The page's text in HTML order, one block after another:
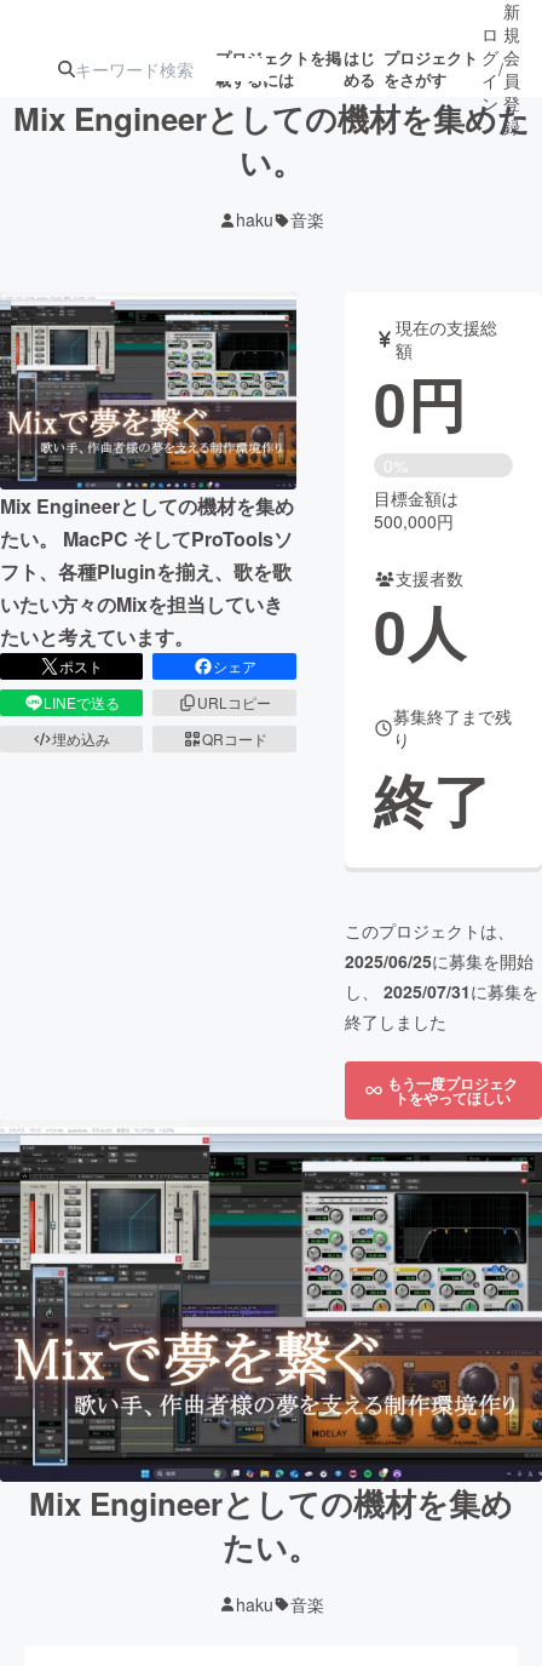
プロジェクトを掲
載するには
はじ
める
プロジェクト
をさがす
ジェクト
募集終了が近いプ
ロジェクト
アート・写真 音楽
テクノロジー・ガジェット ゲーム・サ
映像・映画 書籍・雑誌
ビジネス・起業 チャレンジ
まちづくり・地域活性化
CAMPFIRE for Social Good CAMPFIRE Creation
CAMPFIREふるさと納税
ロ
グ
イ
ン
/
新
規
会
員
登
録
Mix Engineerとしての機材を集めた
い。
haku 音楽
Mix Engineerとしての機材を集め
たい。 MacPC そしてProToolsソ
フト、各種Pluginを揃え、歌を歌
いたい方々のMixを担当していき
たいと考えています。
ポスト
シェア
LINEで送る
URLコピー
埋め込み
QRコード
現在の支援総
額
0円
0%
目標金額は
500,000円
支援者数
0人
募集終了まで残
り
終了
このプロジェクトは、
2025/06/25に募集を開始
し、 2025/07/31に募集を
終了しました
もう一度プロジェク
トをやってほしい
Mix Engineerとしての機材を集め
たい。
haku 音楽